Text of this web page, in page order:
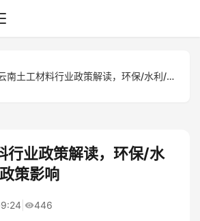
云南土工材料行业政策解读，环保/水利/公路相关政策影响
行业政策解读，环保/水
策影响
446